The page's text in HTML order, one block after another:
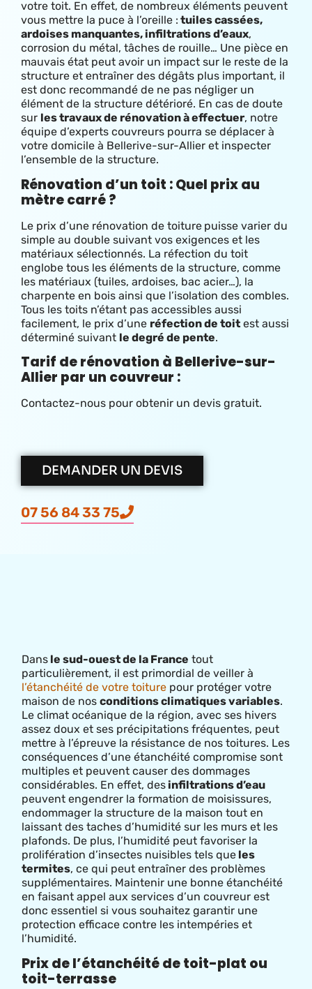
votre toit. En effet, de nombreux éléments peuvent
vous mettre la puce à l’oreille : tuiles cassées,
ardoises manquantes, infiltrations d’eaux,
corrosion du métal, tâches de rouille… Une pièce en
mauvais état peut avoir un impact sur le reste de la
structure et entraîner des dégâts plus important, il
est donc recommandé de ne pas négliger un
élément de la structure détérioré. En cas de doute
sur les travaux de rénovation à effectuer, notre
équipe d’experts couvreurs pourra se déplacer à
votre domicile à Bellerive-sur-Allier et inspecter
l’ensemble de la structure.
Rénovation d’un toit : Quel prix au
mètre carré ?
Le prix d’une rénovation de toiture puisse varier du
simple au double suivant vos exigences et les
matériaux sélectionnés. La réfection du toit
englobe tous les éléments de la structure, comme
les matériaux (tuiles, ardoises, bac acier…), la
charpente en bois ainsi que l’isolation des combles.
Tous les toits n’étant pas accessibles aussi
facilement, le prix d’une réfection de toit est aussi
déterminé suivant le degré de pente.
Tarif de rénovation à Bellerive-sur-
Allier par un couvreur :
Contactez-nous pour obtenir un devis gratuit.
DEMANDER UN DEVIS
07 56 84 33 75
Dans le sud-ouest de la France tout
particulièrement, il est primordial de veiller à
l’étanchéité de votre toiture pour protéger votre
maison de nosconditions climatiques variables.
Le climat océanique de la région, avec ses hivers
assez doux et ses précipitations fréquentes, peut
mettre à l’épreuve la résistance de nos toitures. Les
conséquences d’une étanchéité compromise sont
multiples et peuvent causer des dommages
considérables. En effet, des infiltrations d’eau
peuvent engendrer la formation de moisissures,
endommager la structure de la maison tout en
laissant des taches d’humidité sur les murs et les
plafonds. De plus, l’humidité peut favoriser la
prolifération d’insectes nuisibles tels que les
termites, ce qui peut entraîner des problèmes
supplémentaires. Maintenir une bonne étanchéité
en faisant appel aux services d’un couvreur est
donc essentiel si vous souhaitez garantir une
protection efficace contre les intempéries et
l’humidité.
Prix de l’étanchéité de toit-plat ou
toit-terrasse